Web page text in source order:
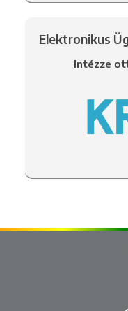
Elektronikus
Intézze